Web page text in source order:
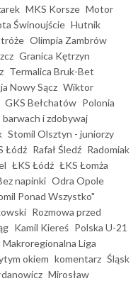
MKS Korsze Motor
Świnoujście Hutnik
Olimpia Zambrów
Granica Kętrzyn
Termalica Bruk-Bet
Nowy Sącz Wiktor
GKS Bełchatów Polonia
i zdobywaj
Stomil Olsztyn - juniorzy
Łódź Rafał Śledź Radomiak
ŁKS Łódź ŁKS Łomża
napinki Odra Opole
Ponad Wszystko"
Rozmowa przed
Kamil Kiereś Polska U-21
Makroregionalna Liga
okiem komentarz Śląsk
Mirosław